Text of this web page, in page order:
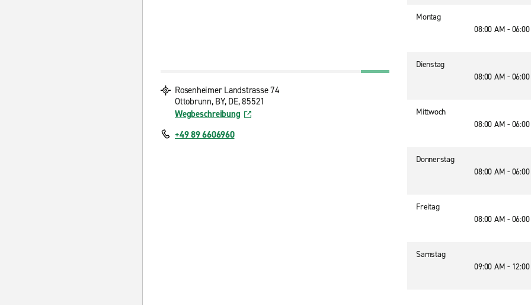
Rosenheimer Landstrasse 74
Ottobrunn, BY, DE, 85521
Wegbeschreibung
+49 89 6606960
Montag
08:00 AM -
Dienstag
08:00 AM -
Mittwoch
08:00 AM -
Donnerstag
08:00 AM -
Freitag
08:00 AM -
Samstag
09:00 AM -